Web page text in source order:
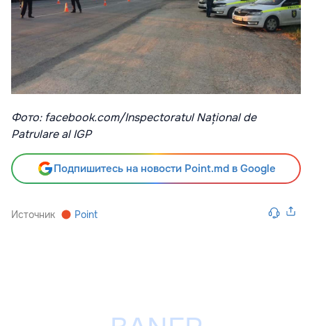
Фото: facebook.com/Inspectoratul Național de
Patrulare al IGP
Подпишитесь на новости Point.md в Google
Источник Point